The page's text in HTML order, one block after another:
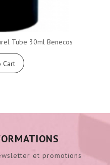
Tube 30ml Benecos
Cart
et promotions